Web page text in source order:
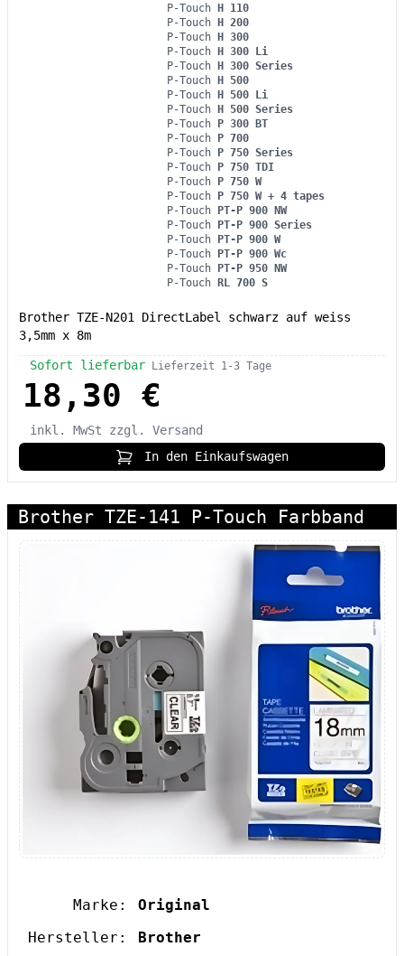
P-Touch H 110
P-Touch H 200
P-Touch H 300
P-Touch H 300 Li
P-Touch H 300 Series
P-Touch H 500
P-Touch H 500 Li
P-Touch H 500 Series
P-Touch P 300 BT
P-Touch P 700
P-Touch P 750 Series
P-Touch P 750 TDI
P-Touch P 750 W
P-Touch P 750 W + 4 tapes
P-Touch PT-P 900 NW
P-Touch PT-P 900 Series
P-Touch PT-P 900 W
P-Touch PT-P 900 Wc
P-Touch PT-P 950 NW
P-Touch RL 700 S
Brother TZE-N201 DirectLabel schwarz auf weiss
3,5mm x 8m
Sofort lieferbar Lieferzeit 1-3 Tage
18,30 €
inkl. MwSt
zzgl. Versand
In den Einkaufswagen
Brother TZE-141 P-Touch Farbband
Marke:
Original
Hersteller:
Brother